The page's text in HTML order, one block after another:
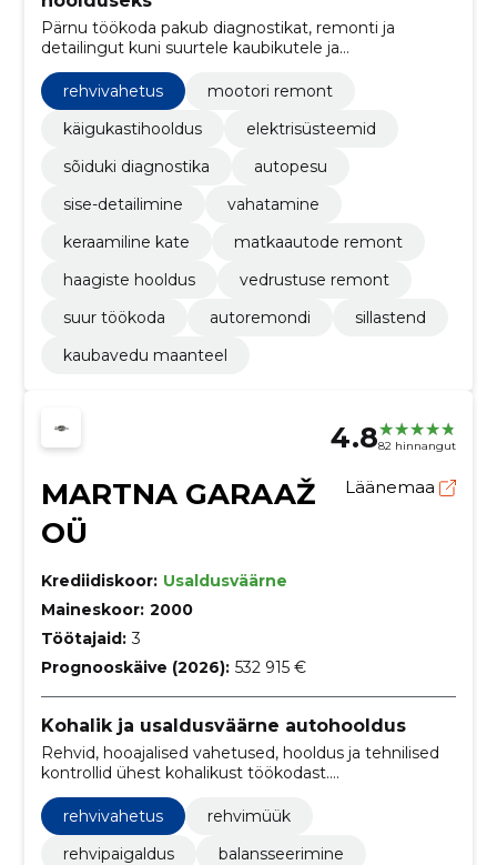
Pärnu töökoda pakub diagnostikat, remonti ja
detailingut kuni suurtele kaubikutele ja
matkaautodele. Mugavad ootealad, asendusautod ja
professionaalne töö tagavad sõiduki turvalisuse.
rehvivahetus
mootori remont
käigukastihooldus
elektrisüsteemid
sõiduki diagnostika
autopesu
sise-detailimine
vahatamine
keraamiline kate
matkaautode remont
haagiste hooldus
vedrustuse remont
suur töökoda
autoremondi
sillastend
kaubavedu maanteel
4.882 hinnangut
MARTNA GARAAŽ
OÜ
Läänemaa
Krediidiskoor: Usaldusväärne
Maineskoor: 2000
Töötajaid: 3
Prognooskäive (2026): 532 915 €
Kohalik ja usaldusväärne autohooldus
Rehvid, hooajalised vahetused, hooldus ja tehnilised
kontrollid ühest kohalikust töökodast.
Veebibroneering ja avalik hinnakiri tagavad kiire ning
läbipaistva teenuse alates 2009.
rehvivahetus
rehvimüük
rehvipaigaldus
balansseerimine